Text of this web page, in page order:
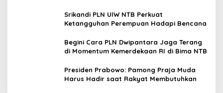
Srikandi PLN UIW NTB Perkuat
Ketangguhan Perempuan Hadapi Bencana
Begini Cara PLN Dwipantara Jaga Terang
di Momentum Kemerdekaan RI di Bima NTB
Presiden Prabowo: Pamong Praja Muda
Harus Hadir saat Rakyat Membutuhkan